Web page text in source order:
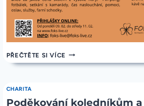
PŘEČTĚTE SI VÍCE POZVÁNKA
CHARITA
Poděkování koledníkům